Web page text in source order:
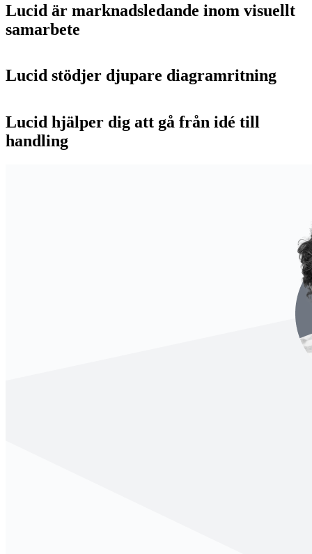
Lucid är marknadsledande inom visuellt
samarbete
Lucid stödjer djupare diagramritning
Lucid hjälper dig att gå från idé till
handling